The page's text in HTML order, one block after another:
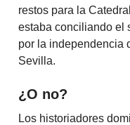
restos para la
estaba conciliando el
por la independencia
Sevilla.
¿O no?
Los historiadores